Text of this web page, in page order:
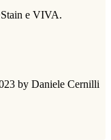
e VIVA.
by Daniele Cernilli